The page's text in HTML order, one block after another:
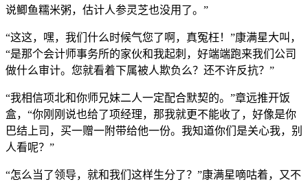
说鲫鱼糯米粥，估计人参灵芝也没用了。”
“这这，嘿，我们什么时候气您了啊，真冤枉！”康满星大叫，
“是那个会计师事务所的家伙和我起刺，好端端跑来我们公司
做什么审计。您就看着下属被人欺负么？还不许反抗？”
“我相信项北和你师兄妹二人一定配合默契的。”章远推开饭
盒，“你刚刚说也给了项经理，那我就更不能收了，好像是你
巴结上司，买一赠一附带给他一份。我知道你们是关心我，别
人看呢？”
“怎么当了领导，就和我们这样生分了？”康满星嘀咕着，又不